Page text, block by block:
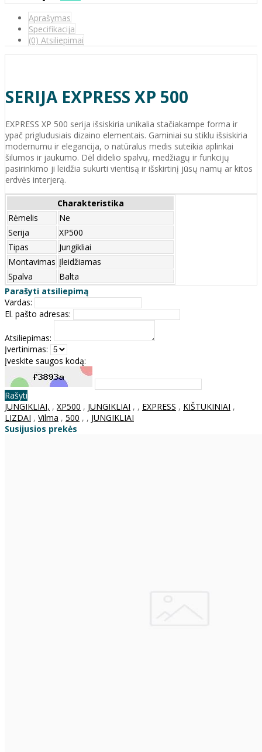
Aprašymas
Specifikacija
(0) Atsiliepimai
SERIJA EXPRESS XP 500
EXPRESS XP 500 serija išsiskiria unikalia stačiakampe forma ir
ypač prigludusiais dizaino elementais. Gaminiai su stiklu išsiskiria
modernumu ir elegancija, o natūralus medis suteikia aplinkai
šilumos ir jaukumo. Dėl didelio spalvų, medžiagų ir funkcijų
pasirinkimo ji leidžia sukurti vientisą ir išskirtinį jūsų namų ar kitos
erdvės interjerą.
Charakteristika
Rėmelis
Ne
Serija
XP500
Tipas
Jungikliai
Montavimas Įleidžiamas
Spalva
Balta
Parašyti atsiliepimą
Vardas:
El. pašto adresas:
Atsiliepimas:
Įvertinimas:
Įveskite saugos kodą:
Rašyti
JUNGIKLIAI, , XP500 , JUNGIKLIAI , , EXPRESS , KIŠTUKINIAI ,
LIZDAI , Vilma , 500 , , JUNGIKLIAI
Susijusios prekės